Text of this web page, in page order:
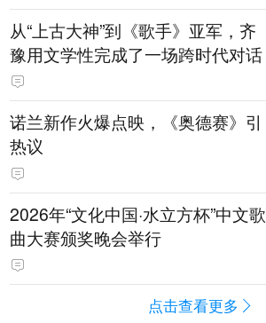
从“上古大神”到《歌手》亚军，齐
豫用文学性完成了一场跨时代对话
诺兰新作火爆点映，《奥德赛》引
热议
2026年“文化中国·水立方杯”中文歌
曲大赛颁奖晚会举行
点击查看更多